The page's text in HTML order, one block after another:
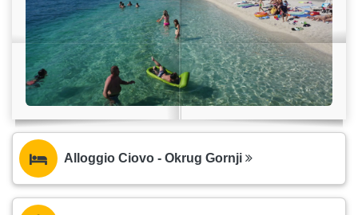
Alloggio Ciovo - Okrug Gornji